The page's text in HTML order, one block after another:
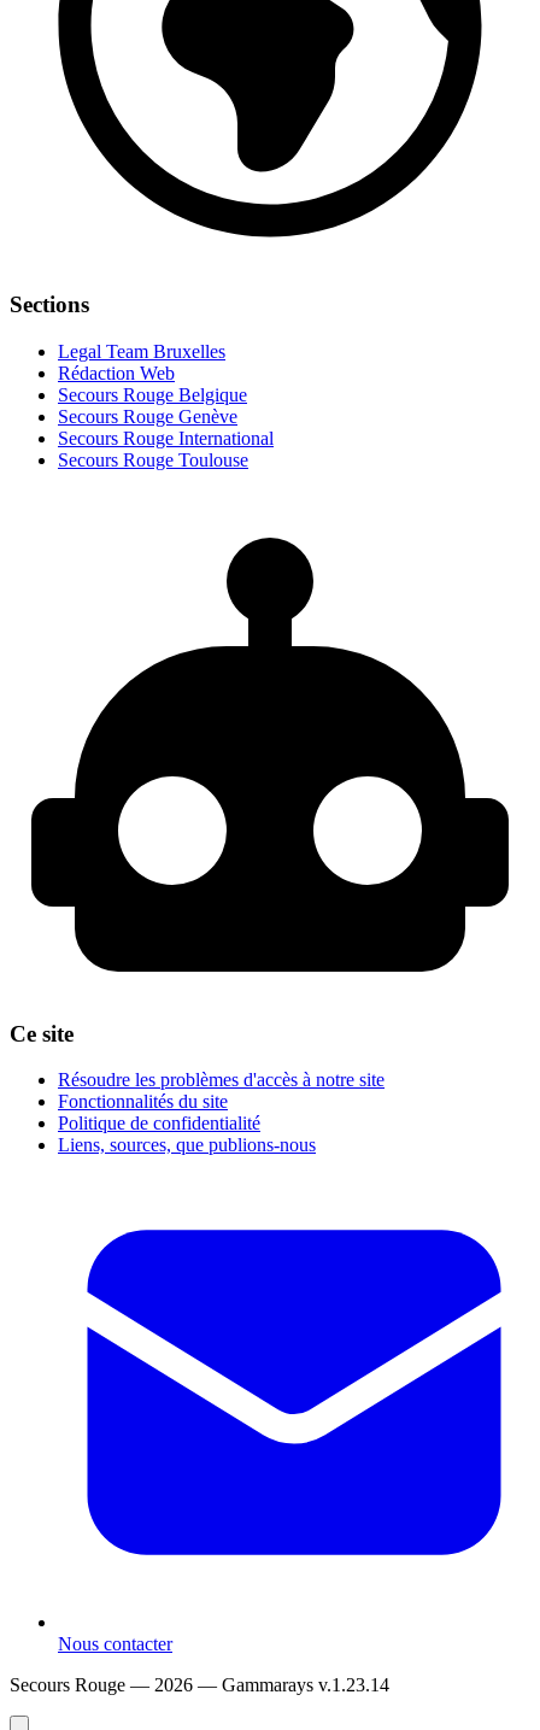
Sections
Legal Team Bruxelles
Rédaction Web
Secours Rouge Belgique
Secours Rouge Genève
Secours Rouge International
Secours Rouge Toulouse
Ce site
Résoudre les problèmes d'accès à notre site
Fonctionnalités du site
Politique de confidentialité
Liens, sources, que publions-nous
Nous contacter
Secours Rouge — 2026 — Gammarays v.1.23.14